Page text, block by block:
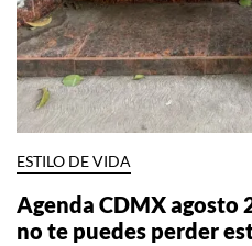
ESTILO DE VIDA
Agenda CDMX agosto
no te puedes perder